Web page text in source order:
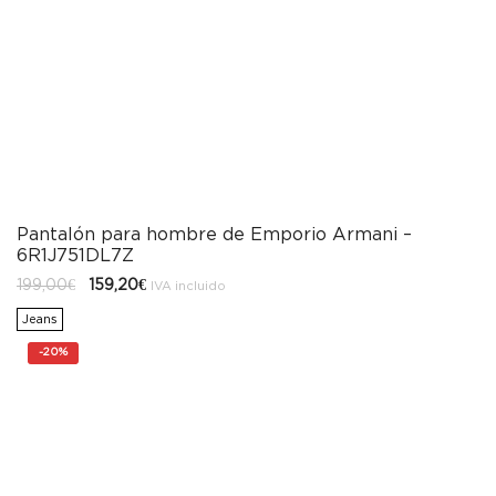
Pantalón para hombre de Emporio Armani –
6R1J751DL7Z
199,00€
El
precio
159,20€ElIVA incluido
Jeans
-20%